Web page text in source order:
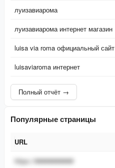
луизавиарома
луизавиарома интернет магазин
luisa via roma официальный сайт
luisaviaroma интернет
Полный отчёт →
Популярные страницы
URL
URL
https://###########